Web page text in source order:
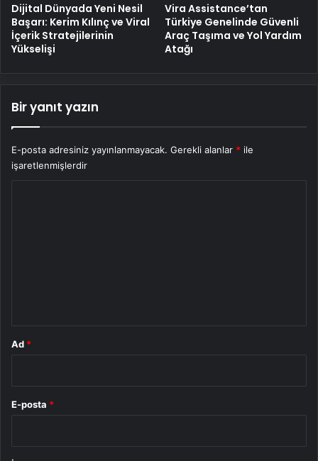
Dijital Dünyada Yeni Nesil
Başarı: Kerim Kılınç ve Viral
İçerik Stratejilerinin
Yükselişi
Vira Assistance’tan
Türkiye Genelinde Güvenli
Araç Taşıma ve Yol Yardım
Atağı
Bir yanıt yazın
E-posta adresiniz yayınlanmayacak. Gerekli alanlar * ile
işaretlenmişlerdir
Ad *
E-posta *